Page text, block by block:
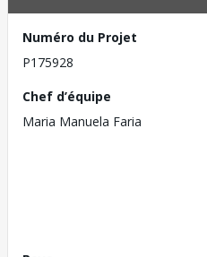
Numéro du Projet
P175928
Chef d’équipe
Maria Manuela Faria